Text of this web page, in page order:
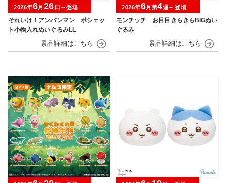
それいけ！アンパンマン ポシェッ
ト小物入れぬいぐるみLL
2026年6月 26 日～登場
モンチッチ お目目きらきらBIGぬい
ぐるみ
2026年6月第4週～登場